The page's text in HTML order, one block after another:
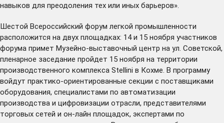
навыков для преодоления тех или иных барьеров».
Шестой Всероссийский форум легкой промышленности
расположится на двух площадках: 14 и 15 ноября участников
форума примет Музейно-выставочный центр на ул. Советской,
пленарное заседание пройдет 15 ноября на территории
производственного комплекса Stellini в Кохме. В программу
войдут практико-ориентированные секции с поставщиками
оборудования, специалистами по автоматизации
производства и цифровизации отрасли, представителями
торговых сетей и он-лайн площадок, экспертами по